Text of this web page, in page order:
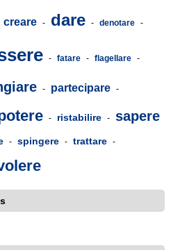
creare - dare - denotare -
- fatare - flagellare -
- partecipare -
- ristabilire - sapere
- spingere - trattare -